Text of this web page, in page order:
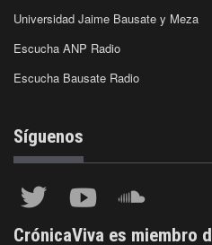
Universidad Jaime Bausate y Meza
Escucha ANP Radio
Escucha Bausate Radio
Síguenos
CrónicaViva es miembro